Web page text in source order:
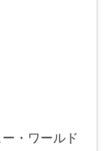
ー・ワールド